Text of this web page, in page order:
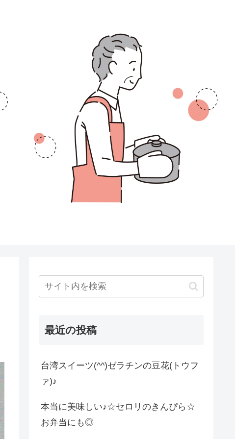
最近の投稿
台湾スイーツ(^^)ゼラチンの豆花(トウフ
ァ)♪
本当に美味しい♪☆セロリのきんぴら☆
お弁当にも◎